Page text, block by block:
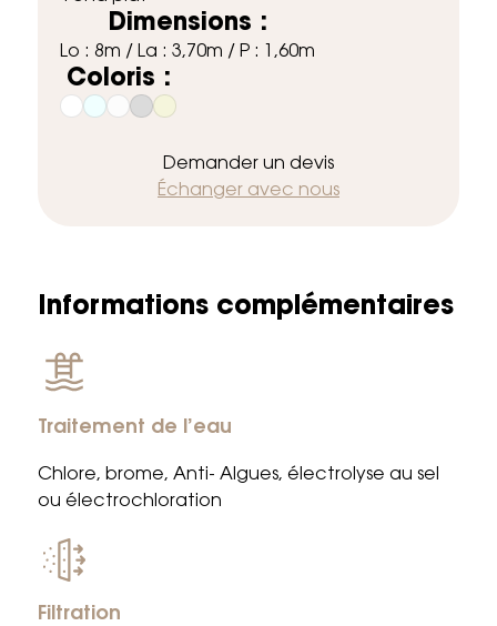
Dimensions :
Lo : 8m / La : 3,70m / P : 1,60m
Coloris :
Demander un devis
Échanger avec nous
Informations complémentaires
Traitement de l’eau
Chlore, brome, Anti- Algues, électrolyse au sel
ou électrochloration
Filtration